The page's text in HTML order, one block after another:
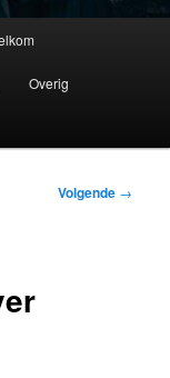
Overig
Volgende →